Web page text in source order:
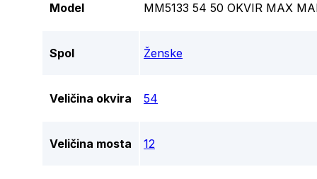
Model MM5133 54 50 OKVIR MAX
Spol Ženske
Veličina okvira 54
Veličina mosta 12